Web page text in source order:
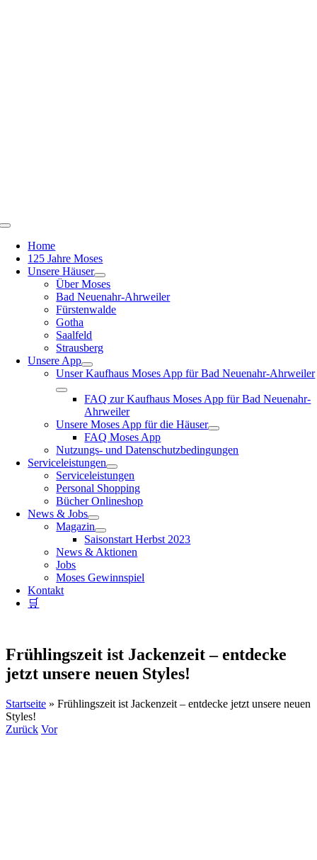
Toggle
NavigationHome
125 Jahre Moses
Unsere Häuser
Über Moses
Bad Neuenahr-Ahrweiler
Fürstenwalde
Gotha
Saalfeld
Strausberg
Unsere App
Unser Kaufhaus Moses App für Bad Neuenahr-Ahrweiler
FAQ zur Kaufhaus Moses App für Bad Neuenahr-
Ahrweiler
Unsere Moses App für die Häuser
FAQ Moses App
Nutzungs- und Datenschutzbedingungen
Serviceleistungen
Serviceleistungen
Personal Shopping
Bücher Onlineshop
News & Jobs
Magazin
Saisonstart Herbst 2023
News & Aktionen
Jobs
Moses Gewinnspiel
Kontakt
🛒
Frühlingszeit ist Jackenzeit – entdecke
jetzt unsere neuen Styles!
Startseite » Frühlingszeit ist Jackenzeit – entdecke jetzt unsere neuen
Styles!
Zurück Vor